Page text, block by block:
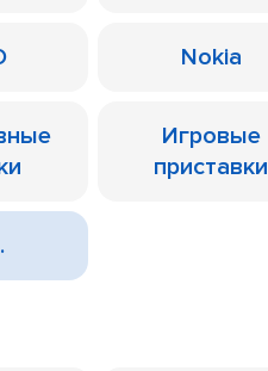
Nokia
Игровые
приставки